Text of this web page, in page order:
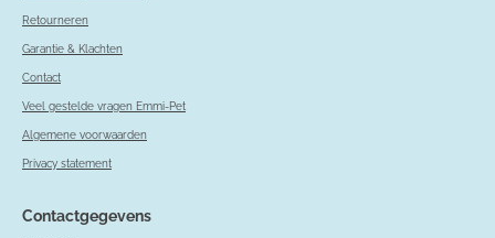
Retourneren
Garantie & Klachten
Contact
Veel gestelde vragen Emmi-Pet
Algemene voorwaarden
Privacy statement
Contactgegevens